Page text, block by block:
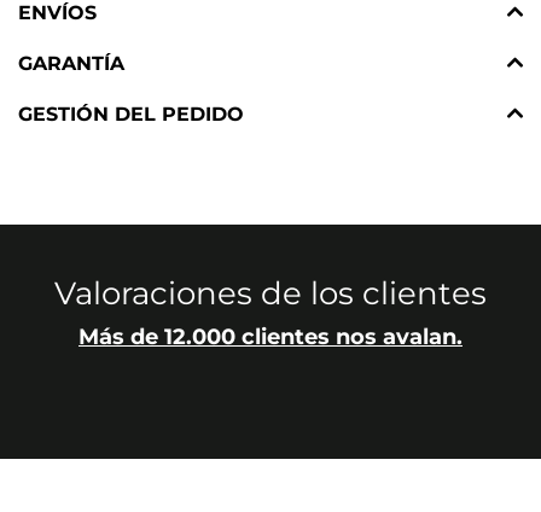
ENVÍOS
GARANTÍA
GESTIÓN DEL PEDIDO
Valoraciones de los clientes
Más de 12.000 clientes nos avalan.